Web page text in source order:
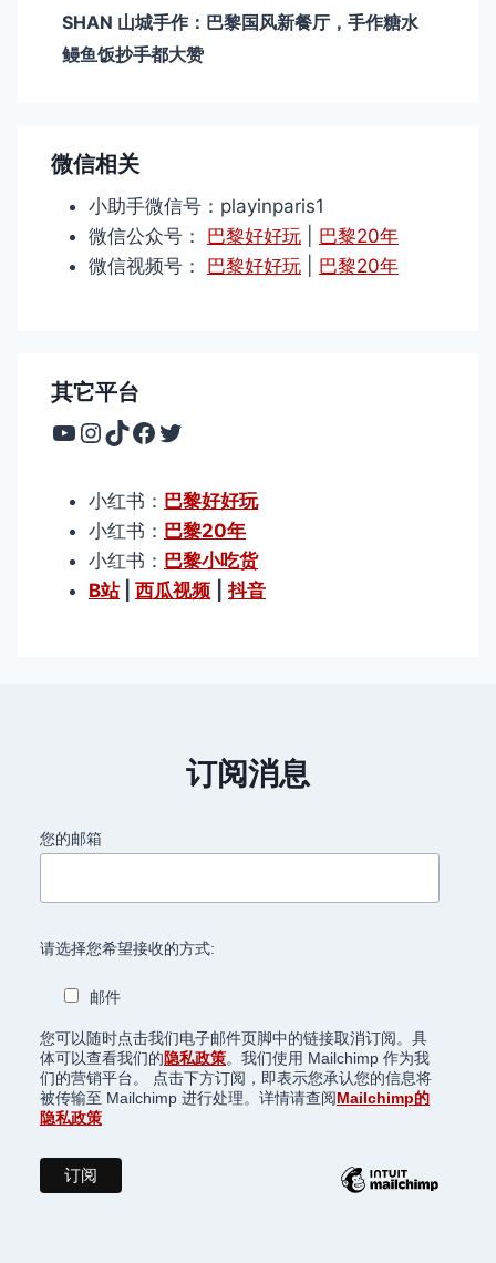
SHAN 山城手作：巴黎国风新餐厅，手作糖水
鳗鱼饭抄手都大赞
微信相关
小助手微信号：playinparis1
微信公众号： 巴黎好好玩
巴黎20年
微信视频号： 巴黎好好玩 巴黎20年
其它平台
YouTube
Instagram
TikTok
Facebook
Twitter
小红书： 巴黎好好玩
小红书： 巴黎20年
小红书： 巴黎小吃货
B站| 西瓜视频 抖音
订阅消息
您的邮箱
请选择您希望接收的方式:
邮件
您可以随时点击我们电子邮件页脚中的链接取消订阅。具
体可以查看我们的隐私政策。我们使用 Mailchimp 作为我
们的营销平台。 点击下方订阅，即表示您承认您的信息将
被传输至 Mailchimp 进行处理。详情请查阅Mailchimp的
隐私政策